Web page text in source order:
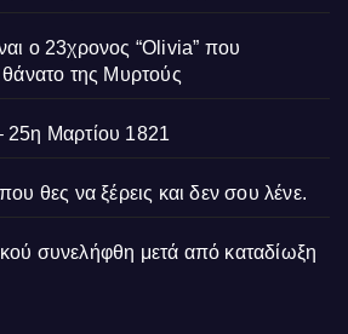
ο 23χρονος “Olivia” που
θάνατο της Μυρτούς
25η Μαρτίου 1821
θες να ξέρεις και δεν σου λένε.
συνελήφθη μετά από καταδίωξη